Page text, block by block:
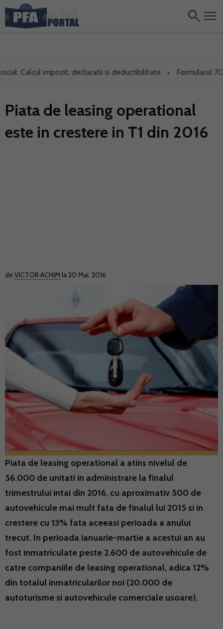
Calcul impozit, declaratii si deductibilitate • Formularul
Piata de leasing operational
este in crestere in T1 din 2016
deVICTOR ACHIM la 20 Mai. 2016
Piata de leasing operational a atins nivelul de
56.000 de unitati in administrare la finalul
trimestrului intai din 2016, cu aproximativ 500 de
autovehicule mai mult fata de finalul lui 2015 si in
crestere cu 13% fata aceeasi perioada a anului
trecut. In perioada ianuarie-martie a acestui an au
fost inmatriculate peste 2.600 de autovehicule de
catre companiile de leasing operational, adica 12%
din totalul inmatricularilor noi (20.000 de
autoturisme si autovehicule comerciale usoare).